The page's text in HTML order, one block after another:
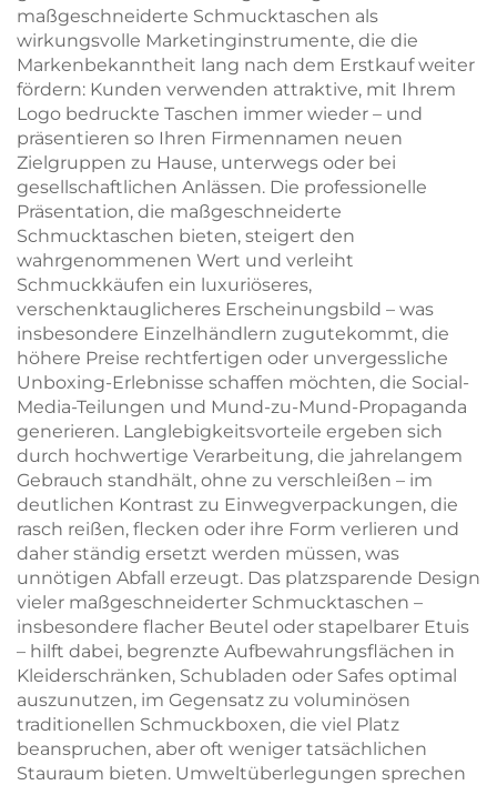
maßgeschneiderte Schmucktaschen als
wirkungsvolle Marketinginstrumente, die die
Markenbekanntheit lang nach dem Erstkauf weiter
fördern: Kunden verwenden attraktive, mit Ihrem
Logo bedruckte Taschen immer wieder – und
präsentieren so Ihren Firmennamen neuen
Zielgruppen zu Hause, unterwegs oder bei
gesellschaftlichen Anlässen. Die professionelle
Präsentation, die maßgeschneiderte
Schmucktaschen bieten, steigert den
wahrgenommenen Wert und verleiht
Schmuckkäufen ein luxuriöseres,
verschenktauglicheres Erscheinungsbild – was
insbesondere Einzelhändlern zugutekommt, die
höhere Preise rechtfertigen oder unvergessliche
Unboxing-Erlebnisse schaffen möchten, die Social-
Media-Teilungen und Mund-zu-Mund-Propaganda
generieren. Langlebigkeitsvorteile ergeben sich
durch hochwertige Verarbeitung, die jahrelangem
Gebrauch standhält, ohne zu verschleißen – im
deutlichen Kontrast zu Einwegverpackungen, die
rasch reißen, flecken oder ihre Form verlieren und
daher ständig ersetzt werden müssen, was
unnötigen Abfall erzeugt. Das platzsparende Design
vieler maßgeschneiderter Schmucktaschen –
insbesondere flacher Beutel oder stapelbarer Etuis
– hilft dabei, begrenzte Aufbewahrungsflächen in
Kleiderschränken, Schubladen oder Safes optimal
auszunutzen, im Gegensatz zu voluminösen
traditionellen Schmuckboxen, die viel Platz
beanspruchen, aber oft weniger tatsächlichen
Stauraum bieten. Umweltüberlegungen sprechen